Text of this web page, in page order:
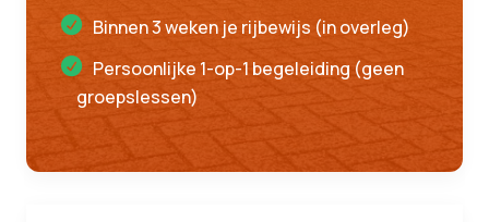
Binnen 3 weken je rijbewijs (in overleg)
Persoonlijke 1-op-1 begeleiding (geen
groepslessen)